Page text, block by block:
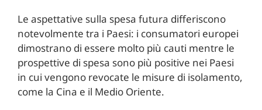
Le aspettative sulla spesa futura differiscono
notevolmente tra i Paesi: i consumatori europei
dimostrano di essere molto più cauti mentre le
prospettive di spesa sono più positive nei Paesi
in cui vengono revocate le misure di isolamento,
come la Cina e il Medio Oriente.